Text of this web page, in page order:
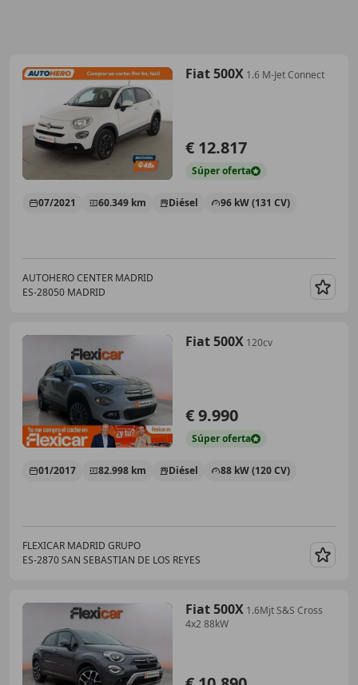
Fiat 500X 1.6 M-Jet Connect
€ 12.817
Súperoferta
07/2021 60.349 km Diésel 96 kW (131 CV)
AUTOHERO CENTER MADRID
ES-28050 MADRID
Fiat 500X 120cv
€ 9.990
Súperoferta
01/2017 82.998 km Diésel 88 kW (120 CV)
FLEXICAR MADRID GRUPO
ES-2870 SAN SEBASTIAN DE LOS REYES
Fiat 500X 1.6Mjt S&S Cross
4x2 88kW